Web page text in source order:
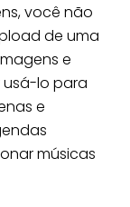
você não
de uma
e
usá-lo para
e
músicas